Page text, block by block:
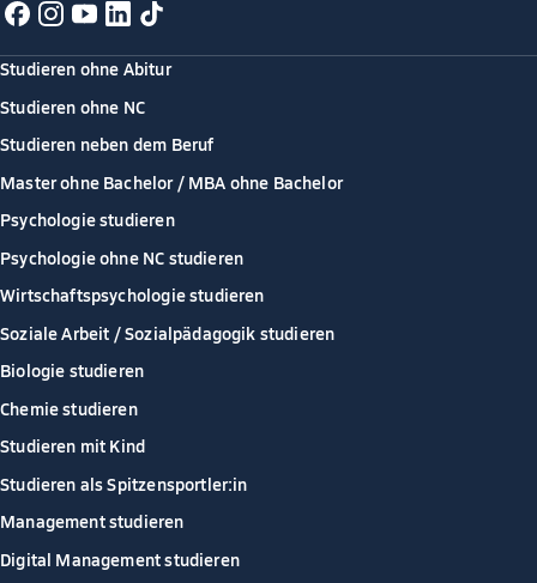
Studieren ohne Abitur
Studieren ohne NC
Studieren neben dem Beruf
Master ohne Bachelor / MBA ohne Bachelor
Psychologie studieren
Psychologie ohne NC studieren
Wirtschaftspsychologie studieren
Soziale Arbeit / Sozialpädagogik studieren
Biologie studieren
Chemie studieren
Studieren mit Kind
Studieren als Spitzensportler:in
Management studieren
Digital Management studieren